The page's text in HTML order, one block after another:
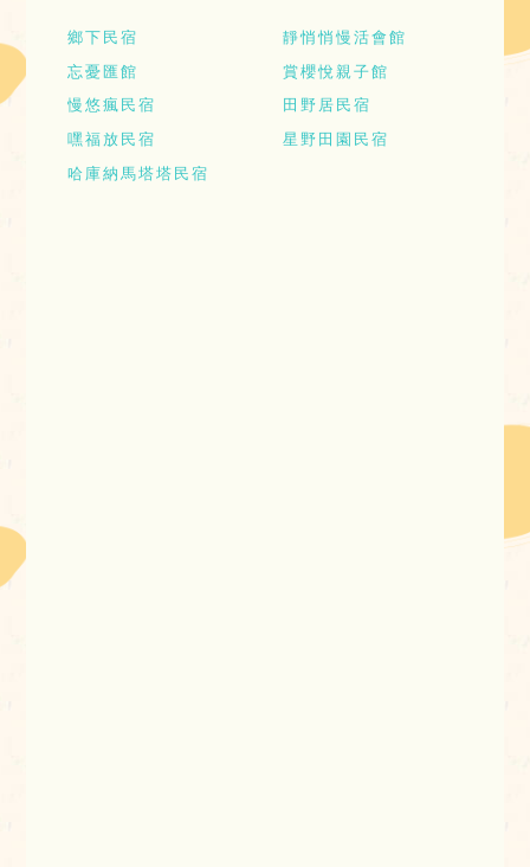
鄉下民宿
靜悄悄慢活會館
忘憂匯館
賞櫻悅親子館
慢悠瘋民宿
田野居民宿
嘿福放民宿
星野田園民宿
哈庫納馬塔塔民宿